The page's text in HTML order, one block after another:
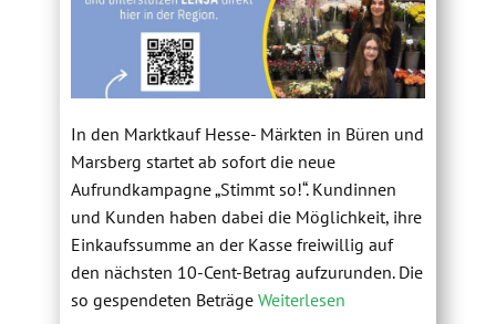
In den Marktkauf Hesse- Märkten in Büren und
Marsberg startet ab sofort die neue
Aufrundkampagne „Stimmt so!“. Kundinnen
und Kunden haben dabei die Möglichkeit, ihre
Einkaufssumme an der Kasse freiwillig auf
den nächsten 10-Cent-Betrag aufzurunden. Die
so gespendeten Beträge Weiterlesen